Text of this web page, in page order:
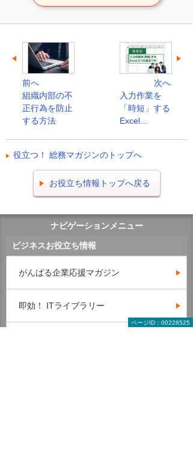
前へ
組織内部の不
正行為を防止
する方法
次へ
入力作業を
「時短」する
Excel...
役立つ！ 総務マガジンのトップへ
お役立ち情報トップへ戻る
ページID：00228525
ナビゲーションメニュー
ビジネスお役立ち情報
がんばる企業応援マガジン
即効！ ITライブラリー